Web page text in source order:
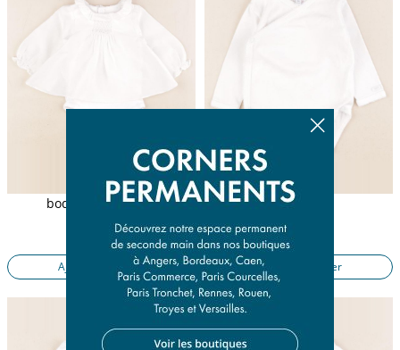
body blouse blanc
6 mois
11,50 €
Ajouter au panier
body blanc
6 mois
7,90 €
Ajouter au panier